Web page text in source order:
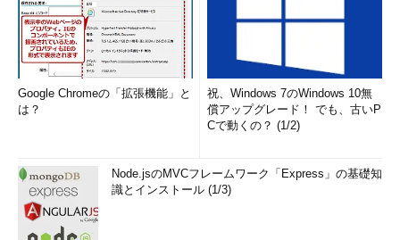
Google Chromeの「拡張機能」と
は？
祝、Windows 7のWindows 10無
償アップグレード！ でも、古いP
Cで動くの？ (1/2)
Node.jsのMVCフレームワーク「Express」の基礎知
識とインストール (1/3)